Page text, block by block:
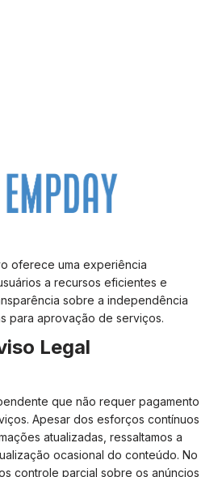
oferece uma experiência
a recursos eficientes e
sobre a independência
para aprovação de serviços.
Legal
que não requer pagamento
Apesar dos esforços contínuos
atualizadas, ressaltamos a
ocasional do conteúdo. No
controle parcial sobre os anúncios